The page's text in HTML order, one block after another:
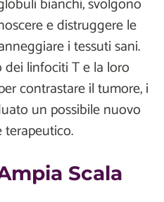
e distruggere le
i tessuti sani.
linfociti T e la loro
contrastare il tumore, i
un possibile nuovo
Scala